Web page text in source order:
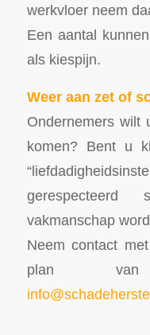
werkvloer neem
Een aantal
als kiespijn.
Weer aan zet of
Ondernemers wilt
komen? Bent u
gerespecteerd
vakmanschap
Neem contact
plan